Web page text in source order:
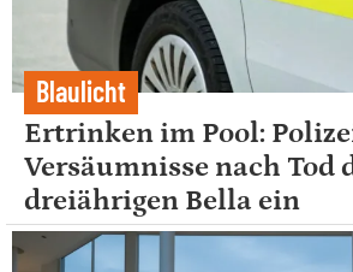
Blaulicht
Ertrinken im Pool:
Versäumnisse nach Tod
dreiährigen Bella ein